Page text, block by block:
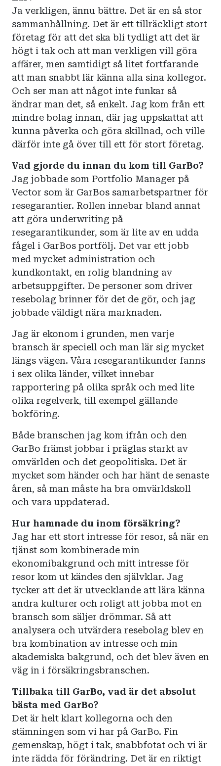
Ja verkligen, ännu bättre. Det är en så stor
sammanhållning. Det är ett tillräckligt stort
företag för att det ska bli tydligt att det är
högt i tak och att man verkligen vill göra
affärer, men samtidigt så litet fortfarande
att man snabbt lär känna alla sina kollegor.
Och ser man att något inte funkar så
ändrar man det, så enkelt. Jag kom från ett
mindre bolag innan, där jag uppskattat att
kunna påverka och göra skillnad, och ville
därför inte gå över till ett för stort företag.
Vad gjorde du innan du kom till GarBo?
Jag jobbade som Portfolio Manager på
Vector som är GarBos samarbetspartner för
resegarantier. Rollen innebar bland annat
att göra underwriting på
resegarantikunder, som är lite av en udda
fågel i GarBos portfölj. Det var ett jobb
med mycket administration och
kundkontakt, en rolig blandning av
arbetsuppgifter. De personer som driver
resebolag brinner för det de gör, och jag
jobbade väldigt nära marknaden.
Jag är ekonom i grunden, men varje
bransch är speciell och man lär sig mycket
längs vägen. Våra resegarantikunder fanns
i sex olika länder, vilket innebar
rapportering på olika språk och med lite
olika regelverk, till exempel gällande
bokföring.
Både branschen jag kom ifrån och den
GarBo främst jobbar i präglas starkt av
omvärlden och det geopolitiska. Det är
mycket som händer och har hänt de senaste
åren, så man måste ha bra omvärldskoll
och vara uppdaterad.
Hur hamnade du inom försäkring?
Jag har ett stort intresse för resor, så när en
tjänst som kombinerade min
ekonomibakgrund och mitt intresse för
resor kom ut kändes den självklar. Jag
tycker att det är utvecklande att lära känna
andra kulturer och roligt att jobba mot en
bransch som säljer drömmar. Så att
analysera och utvärdera resebolag blev en
bra kombination av intresse och min
akademiska bakgrund, och det blev även en
väg in i försäkringsbranschen.
Tillbaka till GarBo, vad är det absolut
bästa med GarBo?
Det är helt klart kollegorna och den
stämningen som vi har på GarBo. Fin
gemenskap, högt i tak, snabbfotat och vi är
inte rädda för förändring. Det är en riktigt